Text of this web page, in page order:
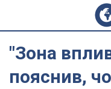
"Зона
пояснив,